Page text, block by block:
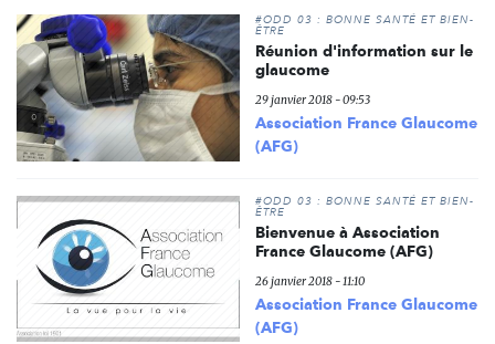
#ODD 03 : BONNE SANTÉ ET BIEN-
ÊTRE
Réunion d'information sur le
glaucome
29 janvier 2018 - 09:53
Association France Glaucome
(AFG)
#ODD 03 : BONNE SANTÉ ET BIEN-
ÊTRE
Bienvenue à Association
France Glaucome (AFG)
26 janvier 2018 - 11:10
Association France Glaucome
(AFG)